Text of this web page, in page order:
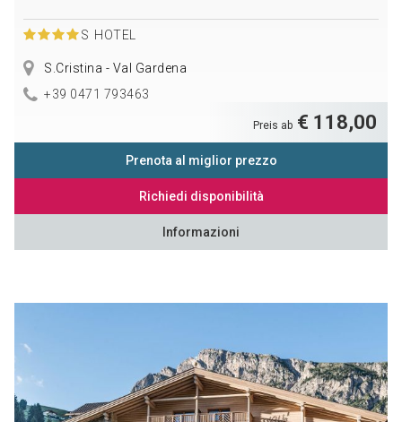
S HOTEL
S.Cristina - Val Gardena
+39 0471 793463
Preis ab € 118,00
Prenota al miglior prezzo
Richiedi disponibilità
Informazioni